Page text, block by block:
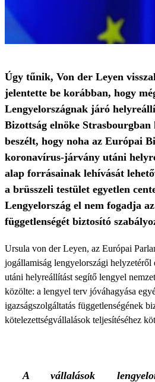
Úgy tűnik, Von der Leyen
jelentette be korábban, hogy
Lengyelországnak járó
Bizottság elnöke
beszélt, hogy noha az Európai
koronavírus-járvány utáni
alap forrásainak lehívását
a brüsszeli testület egyetlen
Lengyelország el nem fogadja
függetlenségét biztosító
Ursula von der Leyen, az Európai
jogállamiság lengyelországi
utáni helyreállítást segítő lengyel
közölte: a lengyel terv jóváhagyása
igazságszolgáltatás függetlenségének
kötelezettségvállalások teljesítéséhez
A vállalások